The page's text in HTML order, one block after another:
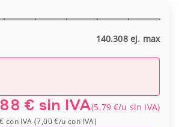
140.308 ej. max
€ sin IVA(5,79 €/u sin IVA)
con IVA (7,00 €/ucon IVA)